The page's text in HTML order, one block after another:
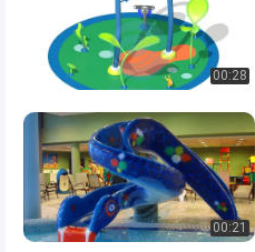
00:28
00:21